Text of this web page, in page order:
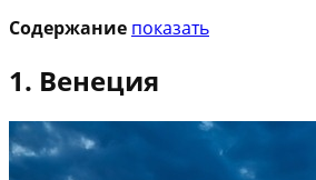
Содержание показать
1. Венеция